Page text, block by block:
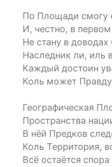
По Площади смогу
И, честно, в
Не стану в
Наследник ли, иль
Каждый достоин
Коль может
Географическая
Пространства
В нёй Предков
Коль Территория,
Всё остаётся